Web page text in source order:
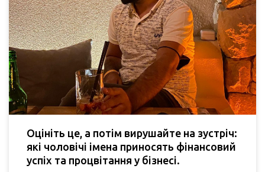
Оцініть це, а потім вирушайте на зустріч:
які чоловічі імена приносять фінансовий
успіх та процвітання у бізнесі.